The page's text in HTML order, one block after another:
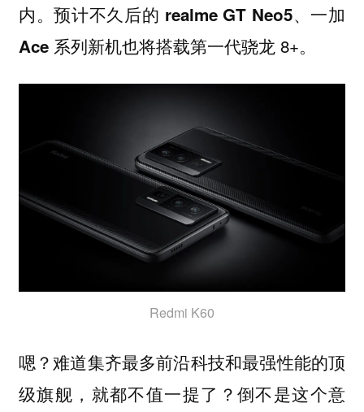
内。预计不久后的 realme GT Neo5、一加
Ace 系列新机也将搭载第一代骁龙 8+。
Redmi K60
嗯？难道集齐最多前沿科技和最强性能的顶
级旗舰，就都不值一提了？倒不是这个意